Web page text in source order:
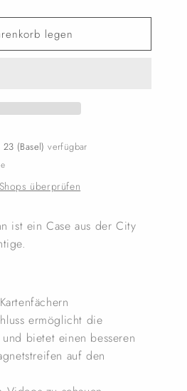
legen
23 (Basel) verfügbar
überprüfen
ist ein Case aus der City
ermöglicht die
bietet einen besseren
auf den